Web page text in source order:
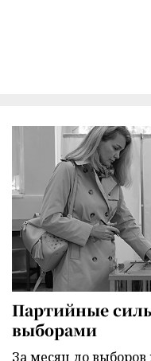
Партийные
выборами
За месяц до